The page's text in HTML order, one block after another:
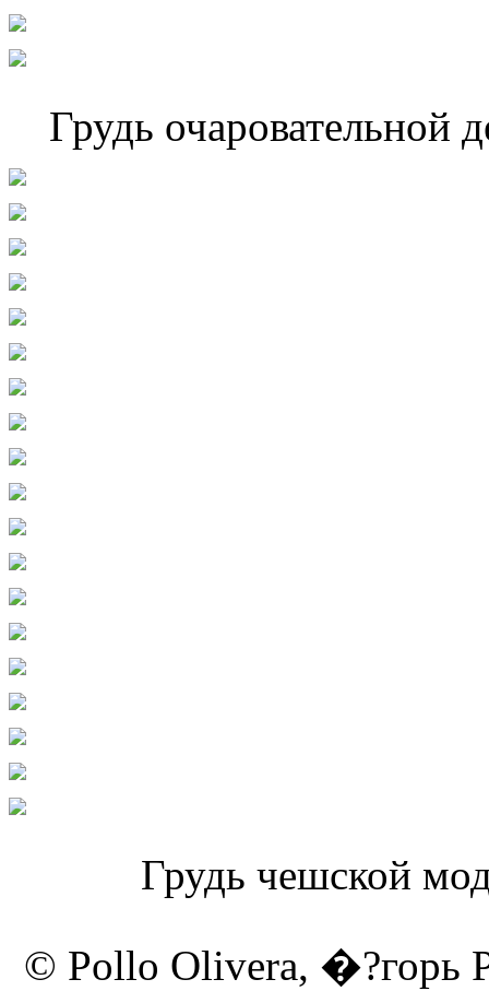
Грудь очаровательной
Грудь чешской
© Pollo Olivera, �?горь